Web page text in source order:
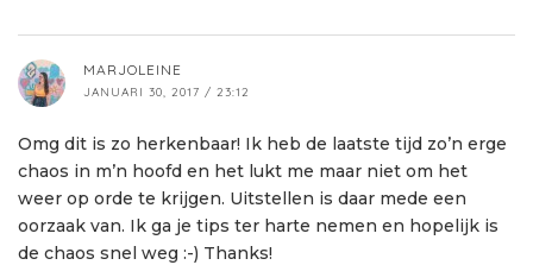
MARJOLEINE
JANUARI 30, 2017 / 23:12
Omg dit is zo herkenbaar! Ik heb de laatste tijd zo’n erge
chaos in m’n hoofd en het lukt me maar niet om het
weer op orde te krijgen. Uitstellen is daar mede een
oorzaak van. Ik ga je tips ter harte nemen en hopelijk is
de chaos snel weg :-) Thanks!